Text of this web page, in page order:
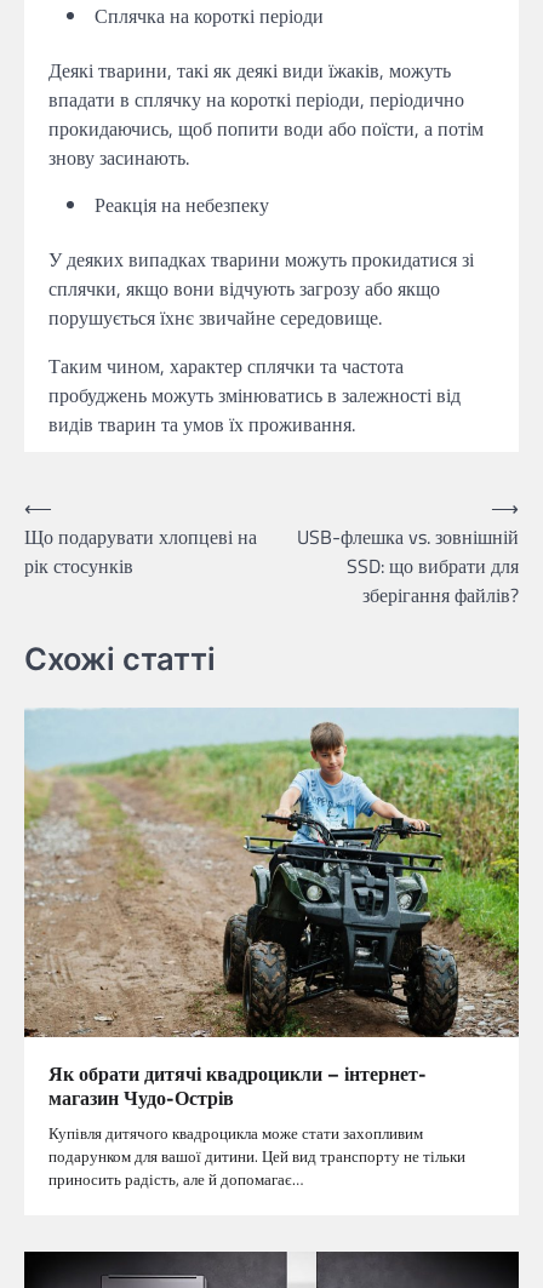
Сплячка на короткі періоди
Деякі тварини, такі як деякі види їжаків, можуть
впадати в сплячку на короткі періоди, періодично
прокидаючись, щоб попити води або поїсти, а потім
знову засинають.
Реакція на небезпеку
У деяких випадках тварини можуть прокидатися зі
сплячки, якщо вони відчують загрозу або якщо
порушується їхнє звичайне середовище.
Таким чином, характер сплячки та частота
пробуджень можуть змінюватись в залежності від
видів тварин та умов їх проживання.
Навігація
записів
⟵
Що подарувати хлопцеві на
рік стосунків
USB-флешка vs. зовнішній
SSD: що вибрати для
зберігання файлів?
⟶
Схожі статті
Як обрати дитячі квадроцикли – інтернет-
магазин Чудо-Острів
Купівля дитячого квадроцикла може стати захопливим
подарунком для вашої дитини. Цей вид транспорту не тільки
приносить радість, але й допомагає…